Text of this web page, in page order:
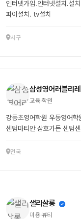
인터넷가입.인터넷설치.설
파이설치. tv설치
서구
삼성영어러블리
교육·학원
강동초영어학원 우동영어학원 두산위브 센텀삼환 센텀
센텀마티안 삼호가든 센텀
전국
샐리살롱
미용·뷰티